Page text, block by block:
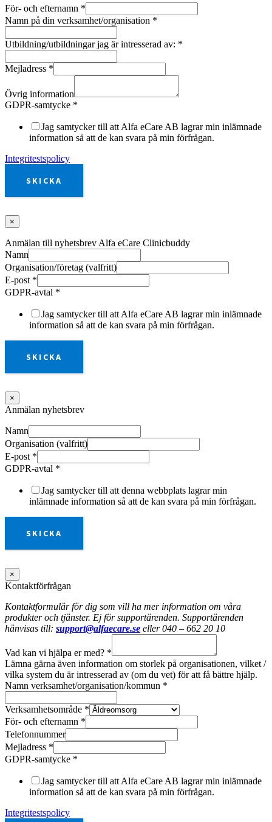
För- och efternamn *
Namn på din verksamhet/organisation *
Utbildning/utbildningar jag är intresserad av: *
Mejladress *
Övrig information
GDPR-samtycke *
Jag samtycker till att Alfa eCare AB lagrar min inlämnade
information så att de kan svara på min förfrågan.
Integritestspolicy
SKICKA
×
Anmälan till nyhetsbrev Alfa eCare Clinicbuddy
Namn
Organisation/företag (valfritt)
E-post *
GDPR-avtal *
Jag samtycker till att Alfa eCare AB lagrar min inlämnade
information så att de kan svara på min förfrågan.
SKICKA
×
Anmälan nyhetsbrev
Namn
Organisation (valfritt)
E-post *
GDPR-avtal *
Jag samtycker till att denna webbplats lagrar min
inlämnade information så att de kan svara på min förfrågan.
SKICKA
×
Kontaktförfrågan
Kontaktformulär för dig som vill ha mer information om våra
produkter och tjänster. Ej för supportärenden. Supportärenden
hänvisas till: support@alfaecare.se eller 040 – 662 20 10
Vad kan vi hjälpa er med? *
Lämna gärna även information om storlek på organisationen, vilket /
vilka system du är intresserad av (om du vet) för att få bättre hjälp.
Namn verksamhet/organisation/kommun *
Verksamhetsområde *
För- och efternamn *
Telefonnummer
Mejladress *
GDPR-samtycke *
Jag samtycker till att Alfa eCare AB lagrar min inlämnade
information så att de kan svara på min förfrågan.
Integritestspolicy